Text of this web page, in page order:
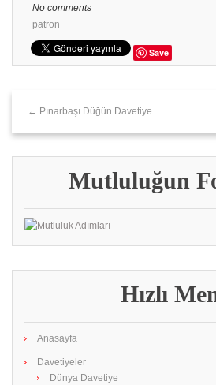
No comments
patron
Save
← Pınarbaşı Düğün Davetiye
Mutluluğun
Hızlı
Anasayfa
Davetiyeler
Dünya Davetiye